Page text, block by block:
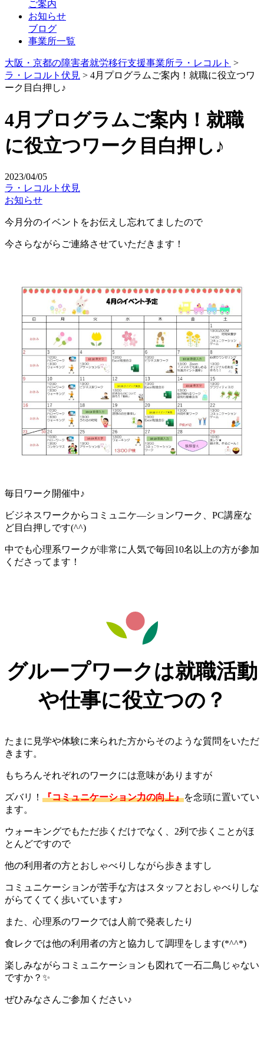
ご案内
お知らせ
ブログ
事業所一覧
大阪・京都の障害者就労移行支援事業所ラ・レコルト >
ラ・レコルト伏見 > 4月プログラムご案内！就職に役立つワ
ーク目白押し♪
4月プログラムご案内！就職
に役立つワーク目白押し♪
2023/04/05
ラ・レコルト伏見
お知らせ
今月分のイベントをお伝えし忘れてましたので
今さらながらご連絡させていただきます！
毎日ワーク開催中♪
ビジネスワークからコミュニケ―ションワーク、PC講座な
ど目白押しです(^^)
中でも心理系ワークが非常に人気で毎回10名以上の方が参加
くださってます！
グループワークは就職活動
や仕事に役立つの？
たまに見学や体験に来られた方からそのような質問をいただ
きます。
もちろんそれぞれのワークには意味がありますが
ズバリ！ 『コミュニケーション力の向上』を念頭に置いてい
ます。
ウォーキングでもただ歩くだけでなく、2列で歩くことがほ
とんどですので
他の利用者の方とおしゃべりしながら歩きますし
コミュニケーションが苦手な方はスタッフとおしゃべりしな
がらてくてく歩いています♪
また、心理系のワークでは人前で発表したり
食レクでは他の利用者の方と協力して調理をします(*^^*)
楽しみながらコミュニケーションも図れて一石二鳥じゃない
ですか？✨
ぜひみなさんご参加ください♪